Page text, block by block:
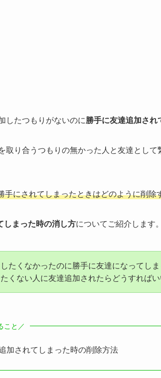
したつもりがないのに勝手に友達追加され
取り合うつもりの無かった人と友達とし
手にされてしまったときはどのように削除
しまった時の消し方についてご紹介します。
たくなかったのに勝手に友達になってしま
くない人に友達追加されたらどうすればい
こと／
加されてしまった時の削除方法